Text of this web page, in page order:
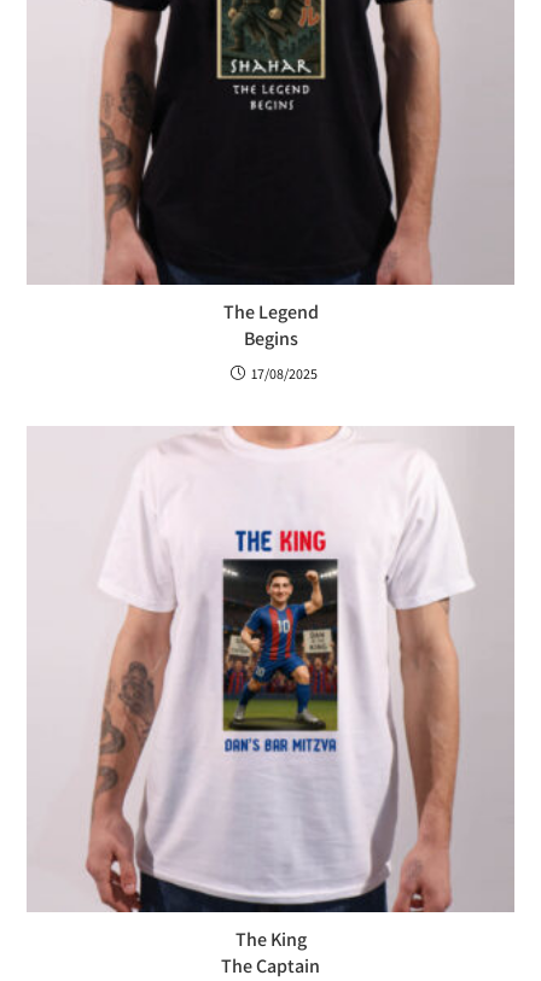
The Legend
Begins
17/08/2025
The King
The Captain